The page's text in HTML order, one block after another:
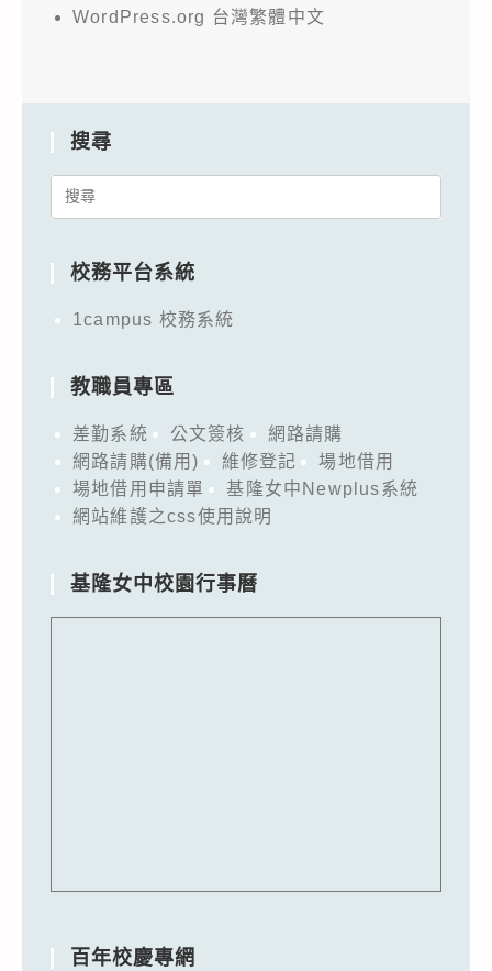
WordPress.org 台灣繁體中文
搜尋
Search
校務平台系統
1campus 校務系統
教職員專區
差勤系統 公文簽核
網路請購
網路請購(備用)
維修登記
場地借用
場地借用申請單
基隆女中Newplus系統
網站維護之css使用說明
基隆女中校園行事曆
百年校慶專網